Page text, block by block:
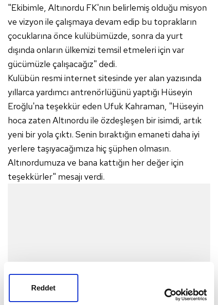
Reddet
"Ekibimle, Altınordu FK'nın belirlemiş olduğu misyon
ve vizyon ile çalışmaya devam edip bu toprakların
çocuklarına önce kulübümüzde, sonra da yurt
dışında onların ülkemizi temsil etmeleri için var
gücümüzle çalışacağız" dedi.
Kulübün resmi internet sitesinde yer alan yazısında
yıllarca yardımcı antrenörlüğünü yaptığı Hüseyin
Eroğlu'na teşekkür eden Ufuk Kahraman, "Hüseyin
hoca zaten Altınordu ile özdeşleşen bir isimdi, artık
yeni bir yola çıktı. Senin bıraktığın emaneti daha iyi
yerlere taşıyacağımıza hiç şüphen olmasın.
Altınordumuza ve bana kattığın her değer için
teşekkürler" mesajı verdi.